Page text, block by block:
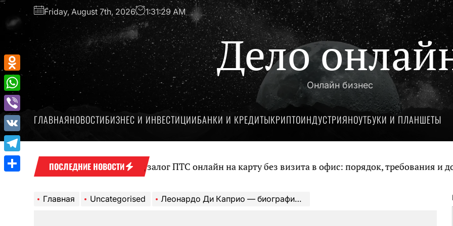
Перейти
содержимому
Friday, August 7th, 2026 1:31:30 AM
Дело
Онлайн бизнес
ГЛАВНАЯНОВОСТИБИЗНЕС И ИНВЕСТИЦИИБАНКИ И КРЕДИТЫКРИПТОИНДУСТРИЯНОУТБУКИ И ПЛАНШЕТЫ
ПОСЛЕДНИЕ НОВОСТИ
Оформление займа под залог ПТС онлайн на карту без визита в офис: порядок, требования и
Главная Uncategorised Леонардо Ди Каприо — биография, Википедия, фильмы, награды — история успеха голливудской звезды
Odnoklassniki
WhatsApp
Viber
VK
Telegram
Отправить